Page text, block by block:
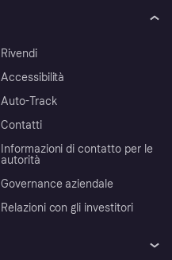
Rivendi
Accessibilità
Auto-Track
Contatti
Informazioni di contatto per le
autorità
Governance aziendale
Relazioni con gli investitori